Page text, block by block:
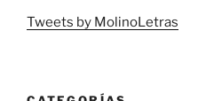
Tweets by MolinoLetras